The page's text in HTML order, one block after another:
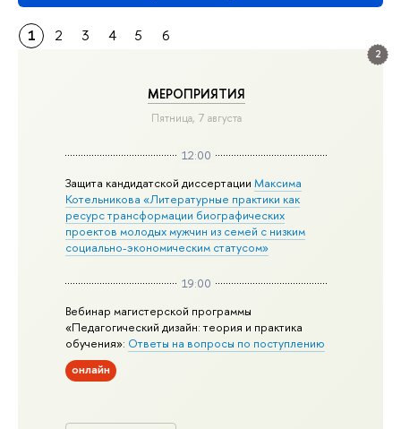
2
МЕРОПРИЯТИЯ
Пятница, 7 августа
12:00
Защита кандидатской диссертацииМаксима
Котельникова «Литературные практики как
ресурс трансформации биографических
проектов молодых мужчин из семей с низким
социально-экономическим статусом»
19:00
Вебинар магистерской программы
«Педагогический дизайн: теория и практика
обучения»: Ответы на вопросы по поступлению
онлайн
1 2 3 4 5 6